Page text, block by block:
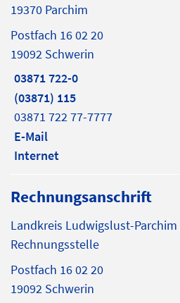
19370 Parchim
Postfach 16 02 20
19092 Schwerin
03871 722-0
(03871) 115
03871 722 77-7777
E-Mail
Internet
Rechnungsanschrift
Landkreis Ludwigslust-Parchim
Rechnungsstelle
Postfach 16 02 20
19092 Schwerin